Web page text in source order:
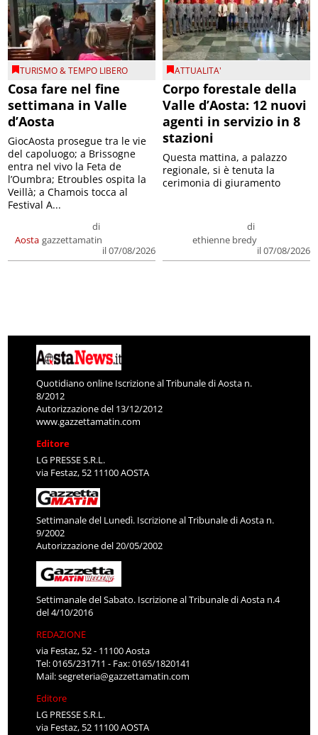
TURISMO & TEMPO LIBERO
Cosa fare nel fine
settimana in Valle
d’Aosta
Aosta
di
gazzettamatin
il 07/08/2026
GiocAosta prosegue tra le vie
del capoluogo; a Brissogne
entra nel vivo la Feta de
l’Oumbra; Etroubles ospita la
Veillà; a Chamois tocca al
Festival A...
ATTUALITA'
Corpo forestale della
Valle d’Aosta: 12 nuovi
agenti in servizio in 8
stazioni
di
ethienne bredy
il 07/08/2026
Questa mattina, a palazzo
regionale, si è tenuta la
cerimonia di giuramento
Quotidiano online Iscrizione al Tribunale di Aosta n.
8/2012
Autorizzazione del 13/12/2012
www.gazzettamatin.com
Editore
LG PRESSE S.R.L.
via Festaz, 52 11100 AOSTA
Settimanale del Lunedì. Iscrizione al Tribunale di Aosta n.
9/2002
Autorizzazione del 20/05/2002
Settimanale del Sabato. Iscrizione al Tribunale di Aosta n.4
del 4/10/2016
REDAZIONE
via Festaz, 52 - 11100 Aosta
Tel: 0165/231711 - Fax: 0165/1820141
Mail:segreteria@gazzettamatin.com
Editore
LG PRESSE S.R.L.
via Festaz, 52 11100 AOSTA